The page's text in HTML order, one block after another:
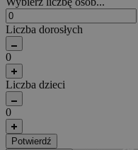
Liczba dorosłych
0
Liczba dzieci
0
Potwierdź